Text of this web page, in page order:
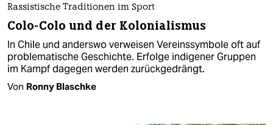
Rassistische Traditionen im Sport
Colo-Colo und der Kolonialismus
In Chile und anderswo verweisen Vereinssymbole oft auf
problematische Geschichte. Erfolge indigener Gruppen
im Kampf dagegen werden zurückgedrängt.
Von Ronny Blaschke